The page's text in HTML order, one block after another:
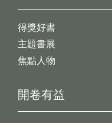
開卷有益
得獎好書
主題書展
焦點人物